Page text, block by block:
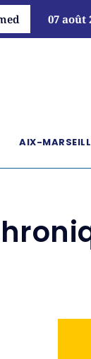
07 août
AIX-